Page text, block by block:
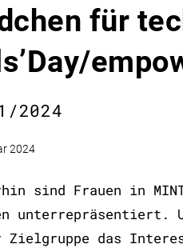
für
2024
2024
sind Frauen in
unterrepräsentiert.
Zielgruppe das